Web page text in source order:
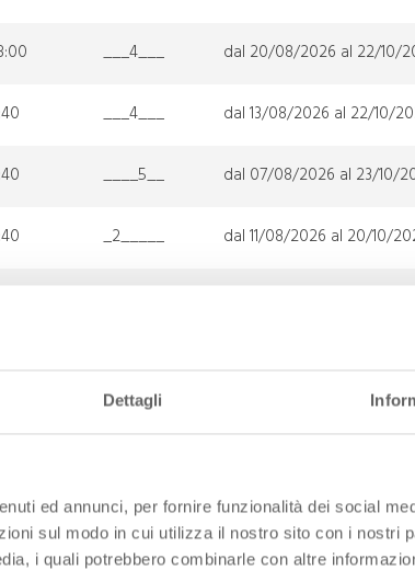
Dettagli
ed annunci, per fornire funzionalità dei social
sul modo in cui utilizza il nostro sito con i nostri
i quali potrebbero combinarle con altre
___4___
dal 20/08/2026 al 22/10/
___4___
dal 13/08/2026 al 22/10/
____5__
dal 07/08/2026 al 23/10/
_2_____
dal 11/08/2026 al 20/10/
__3____
12/08/2026;dal 26/08/